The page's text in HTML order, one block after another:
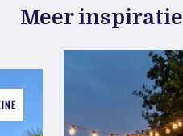
Meer inspiratie